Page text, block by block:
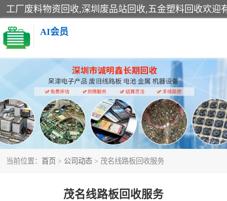
AI会员
当前位置： 首页 > 公司动态 > 茂名线路板回收服务
茂名线路板回收服务
线路板回收
电子产品回收
金属回收